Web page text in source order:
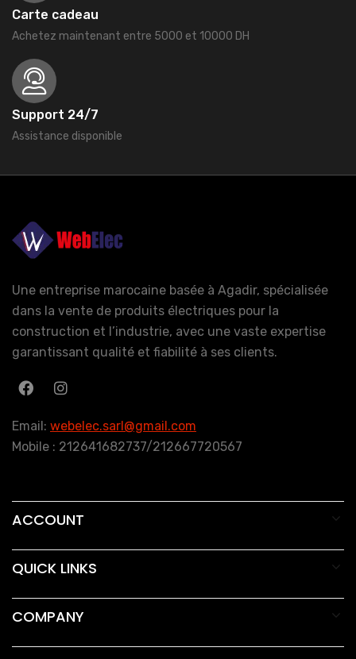
Carte cadeau
Achetez maintenant entre 5000 et 10000 DH
Support 24/7
Assistance disponible
Une entreprise marocaine basée à Agadir, spécialisée
dans la vente de produits électriques pour la
construction et l’industrie, avec une vaste expertise
garantissant qualité et fiabilité à ses clients.
Email: webelec.sarl@gmail.com
Mobile : 212641682737/212667720567
ACCOUNT
QUICK LINKS
COMPANY